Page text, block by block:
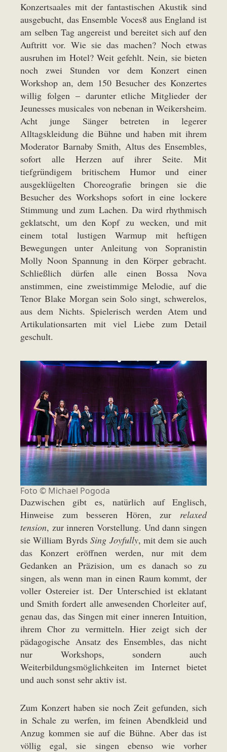
Konzertsaales mit der fantastischen Akustik sind
ausgebucht, das Ensemble Voces8 aus England ist
am selben Tag angereist und bereitet sich auf den
Auftritt vor. Wie sie das machen? Noch etwas
ausruhen im Hotel? Weit gefehlt. Nein, sie bieten
noch zwei Stunden vor dem Konzert einen
Workshop an, dem 150 Besucher des Konzertes
willig folgen – darunter etliche Mitglieder der
Jeunesses musicales von nebenan in Weikersheim.
Acht junge Sänger betreten in legerer
Alltagskleidung die Bühne und haben mit ihrem
Moderator Barnaby Smith, Altus des Ensembles,
sofort alle Herzen auf ihrer Seite. Mit
tiefgründigem britischem Humor und einer
ausgeklügelten Choreografie bringen sie die
Besucher des Workshops sofort in eine lockere
Stimmung und zum Lachen. Da wird rhythmisch
geklatscht, um den Kopf zu wecken, und mit
einem total lustigen Warmup mit heftigen
Bewegungen unter Anleitung von Sopranistin
Molly Noon Spannung in den Körper gebracht.
Schließlich dürfen alle einen Bossa Nova
anstimmen, eine zweistimmige Melodie, auf die
Tenor Blake Morgan sein Solo singt, schwerelos,
aus dem Nichts. Spielerisch werden Atem und
Artikulationsarten mit viel Liebe zum Detail
geschult.
Foto © Michael Pogoda
Dazwischen gibt es, natürlich auf Englisch,
Hinweise zum besseren Hören, zur relaxed
tension, zur inneren Vorstellung. Und dann singen
sie William ByrdsSing Joyfully, mit dem sie auch
das Konzert eröffnen werden, nur mit dem
Gedanken an Präzision, um es danach so zu
singen, als wenn man in einen Raum kommt, der
voller Ostereier ist. Der Unterschied ist eklatant
und Smith fordert alle anwesenden Chorleiter auf,
genau das, das Singen mit einer inneren Intuition,
ihrem Chor zu vermitteln. Hier zeigt sich der
pädagogische Ansatz des Ensembles, das nicht
nur Workshops, sondern auch
Weiterbildungsmöglichkeiten im Internet bietet
und auch sonst sehr aktiv ist.
Zum Konzert haben sie noch Zeit gefunden, sich
in Schale zu werfen, im feinen Abendkleid und
Anzug kommen sie auf die Bühne. Aber das ist
völlig egal, sie singen ebenso wie vorher